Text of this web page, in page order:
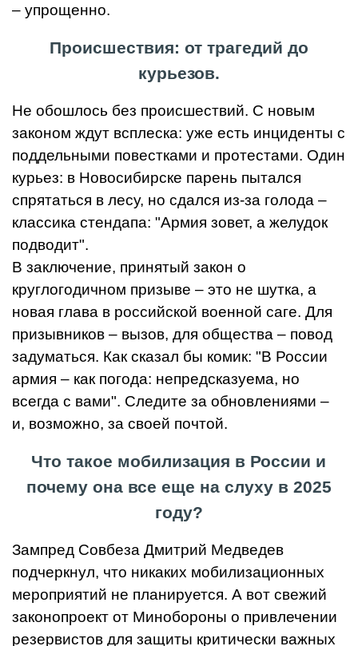
– упрощенно.
Происшествия: от трагедий до
курьезов.
Не обошлось без происшествий. С новым
законом ждут всплеска: уже есть инциденты с
поддельными повестками и протестами. Один
курьез: в Новосибирске парень пытался
спрятаться в лесу, но сдался из-за голода –
классика стендапа: "Армия зовет, а желудок
подводит".
В заключение, принятый закон о
круглогодичном призыве – это не шутка, а
новая глава в российской военной саге. Для
призывников – вызов, для общества – повод
задуматься. Как сказал бы комик: "В России
армия – как погода: непредсказуема, но
всегда с вами". Следите за обновлениями –
и, возможно, за своей почтой.
Что такое мобилизация в России и
почему она все еще на слуху в 2025
году?
Зампред Совбеза Дмитрий Медведев
подчеркнул, что никаких мобилизационных
мероприятий не планируется. А вот свежий
законопроект от Минобороны о привлечении
резервистов для защиты критически важных